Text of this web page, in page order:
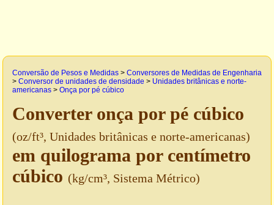
Conversão de Pesos e Medidas > Conversores de Medidas de Engenharia
> Conversor de unidades de densidade > Unidades britânicas e norte-
americanas > Onça por pé cúbico
Converter onça por pé cúbico
(oz/ft³, Unidades britânicas e norte-americanas)
em quilograma por centímetro
cúbico (kg/cm³, Sistema Métrico)